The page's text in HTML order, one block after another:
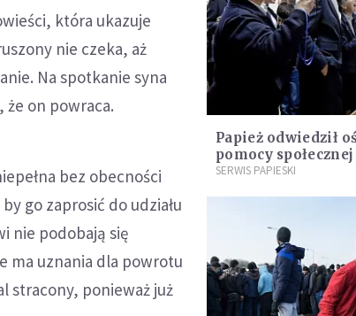
która ukazuje
nie czeka, aż
Na spotkanie syna
on powraca.
bez obecności
go zaprosić do udziału
nie podobają się
ma uznania dla powrotu
stracony, ponieważ już
Papież odwiedził
pomocy
przez zakonnice.
SERWIS PAPIESKI